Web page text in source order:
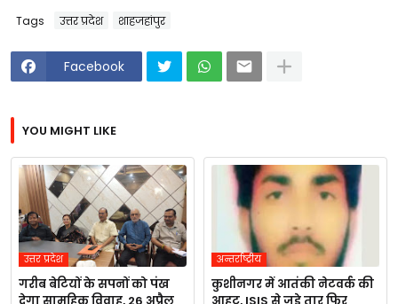
Tags उत्तर प्रदेश शाहजहांपुर
Facebook
YOU MIGHT LIKE
उत्तर प्रदेश
गरीब बेटियों के सपनों को पंख
अन्तर्राष्ट्रीय
कुशीनगर में आतंकी नेटवर्क की